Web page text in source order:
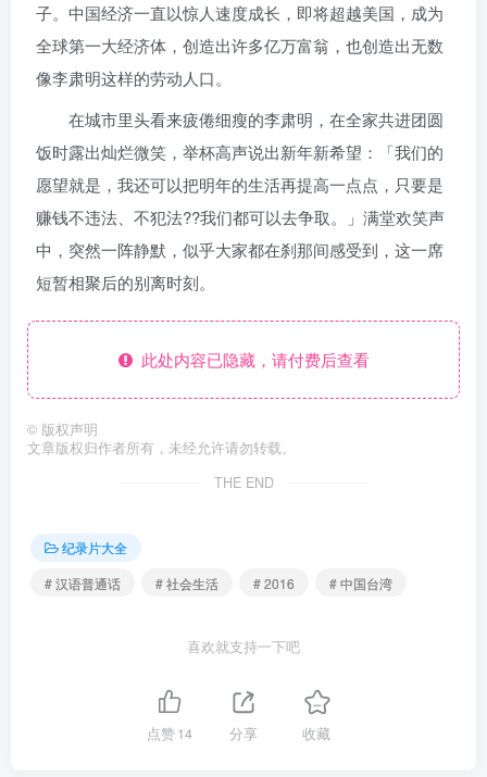
子。中国经济一直以惊人速度成长，即将超越美国，成为
全球第一大经济体，创造出许多亿万富翁，也创造出无数
像李肃明这样的劳动人口。
在城市里头看来疲倦细瘦的李肃明，在全家共进团圆
饭时露出灿烂微笑，举杯高声说出新年新希望：「我们的
愿望就是，我还可以把明年的生活再提高一点点，只要是
赚钱不违法、不犯法??我们都可以去争取。」满堂欢笑声
中，突然一阵静默，似乎大家都在刹那间感受到，这一席
短暂相聚后的别离时刻。
此处内容已隐藏，请付费后查看
© 版权声明
文章版权归作者所有，未经允许请勿转载。
THE END
纪录片大全
# 汉语普通话
# 社会生活 # 2016 # 中国台湾
喜欢就支持一下吧
点赞14 分享 收藏